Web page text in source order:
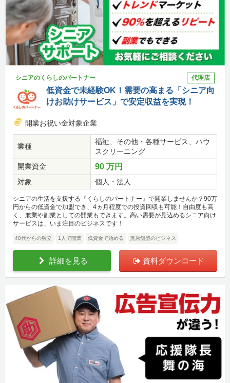
シニアのくらしのパートナー 代理店
低資金で未経験OK！需要の高まる「シニア向
けお助けサービス」で安定収益を実現！
開業お祝い金対象企業
業種
福祉、その他・各種サービス、ハウ
スクリーニング
開業資金
90 万円
対象 個人・法人
シニアの生活を支援する『くらしのパートナー』で開業しませんか？90万
円からの低資金で加盟でき、4ヵ月程度での投資回収も可能！自由度も高
く、兼業や副業としての開業もできます。高い需要が見込めるシニア向け
サービスは、いま注目のビジネスです！
40代からの独立 1人で開業 低資金で始める 無店舗型のビジネス
詳細を見る 資料ダウンロード